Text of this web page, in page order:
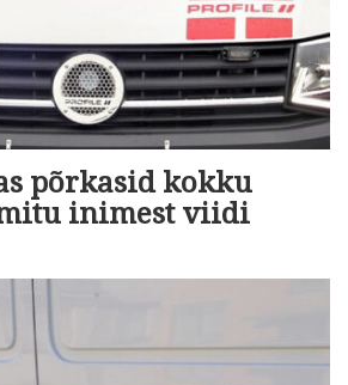
põrkasid kokku
inimest viidi